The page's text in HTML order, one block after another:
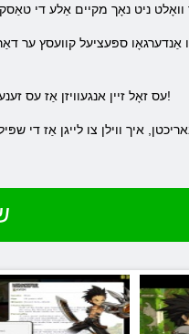
צו אַנדערגאָו ספּעציעל קוועסץ
עס זאָל זיין אנגעוויזן אַז עס זענען געזונט ימפּלאַמענאַד, ניט בלויז רעאַליסטיש געזונט ווירקונג און וויזשאַוואַל ווירקונג. אין עלסוואָרד וועט שפּילן פייַן!